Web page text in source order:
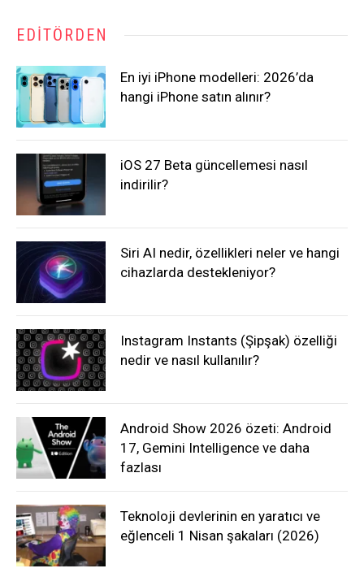
EDITÖRDEN
En iyi iPhone modelleri: 2026’da
hangi iPhone satın alınır?
iOS 27 Beta güncellemesi nasıl
indirilir?
Siri AI nedir, özellikleri neler ve hangi
cihazlarda destekleniyor?
Instagram Instants (Şipşak) özelliği
nedir ve nasıl kullanılır?
Android Show 2026 özeti: Android
17, Gemini Intelligence ve daha
fazlası
Teknoloji devlerinin en yaratıcı ve
eğlenceli 1 Nisan şakaları (2026)